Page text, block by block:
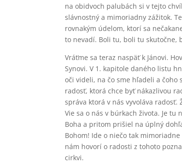
na obidvoch palubách si v tejto
slávnostný a mimoriadny zážitok.
rovnakým údelom, ktorí sa
to nevadí. Boli tu, boli tu skutočne,
Vráťme sa teraz naspäť k Jánovi.
Synovi. V 1. kapitole daného listu
oči videli, na čo sme hľadeli a čoho
radosť, ktorá chce byť nákazlivou
správa ktorá v nás vyvoláva
Vie sa o nás v búrkach života. Je
Boha a pritom prišiel na úplný
Bohom! Ide o niečo tak
nám hovorí o radosti z tohoto
cirkvi.